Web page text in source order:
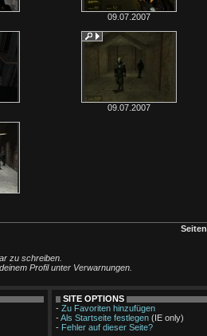
09.07.2007
09.07.2007
Seiten
zu schreiben.
Profil unter Verwarnungen.
SITE OPTIONS
- Zu Favoriten hinzufügen
-Als Startseite festlegen(IE only)
- Fehler auf dieser Seite?